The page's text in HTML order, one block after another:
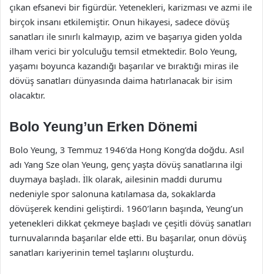
çıkan efsanevi bir figürdür. Yetenekleri, karizması ve azmi ile
birçok insanı etkilemiştir. Onun hikayesi, sadece dövüş
sanatları ile sınırlı kalmayıp, azim ve başarıya giden yolda
ilham verici bir yolculuğu temsil etmektedir. Bolo Yeung,
yaşamı boyunca kazandığı başarılar ve bıraktığı miras ile
dövüş sanatları dünyasında daima hatırlanacak bir isim
olacaktır.
Bolo Yeung’un Erken Dönemi
Bolo Yeung, 3 Temmuz 1946’da Hong Kong’da doğdu. Asıl
adı Yang Sze olan Yeung, genç yaşta dövüş sanatlarına ilgi
duymaya başladı. İlk olarak, ailesinin maddi durumu
nedeniyle spor salonuna katılamasa da, sokaklarda
dövüşerek kendini geliştirdi. 1960’ların başında, Yeung’un
yetenekleri dikkat çekmeye başladı ve çeşitli dövüş sanatları
turnuvalarında başarılar elde etti. Bu başarılar, onun dövüş
sanatları kariyerinin temel taşlarını oluşturdu.